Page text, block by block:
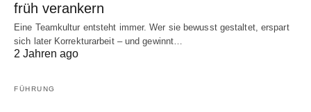
früh verankern
Eine Teamkultur entsteht immer. Wer sie bewusst gestaltet, erspart
sich later Korrekturarbeit – und gewinnt…
2 Jahren ago
FÜHRUNG